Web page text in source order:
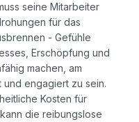
seine Mitarbeiter
für das
- Gefühle
Erschöpfung und
machen, am
engagiert zu sein.
Kosten für
die reibungslose